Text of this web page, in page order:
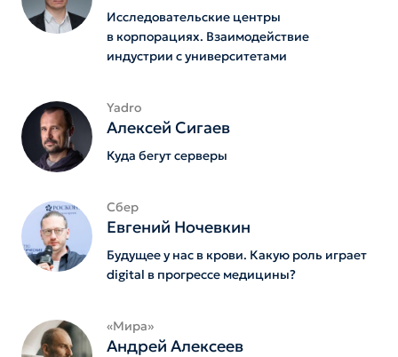
Исследовательские центры
в корпорациях. Взаимодействие
индустрии с университетами
Yadro
Алексей Сигаев
Куда бегут серверы
Сбер
Евгений Ночевкин
Будущее у нас в крови. Какую роль играет
digital в прогрессе медицины?
«Мира»
Андрей Алексеев